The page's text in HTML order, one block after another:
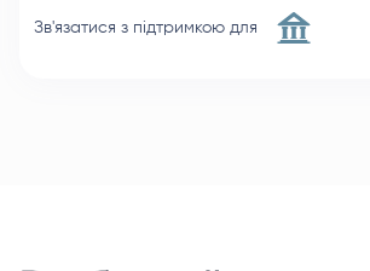
Зв'язатися з підтримкою для